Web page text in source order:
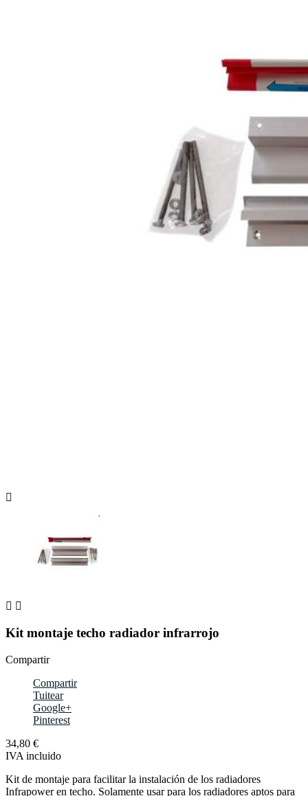

 
Kit montaje techo radiador infrarrojo
Compartir
Compartir
Tuitear
Google+
Pinterest
34,80 €
IVA incluido
Kit de montaje para facilitar la instalación de los radiadores
Infrapower en techo. Solamente usar para los radiadores aptos para